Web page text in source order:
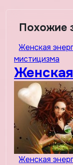
Похожие
Женская
мистицизма
Женская